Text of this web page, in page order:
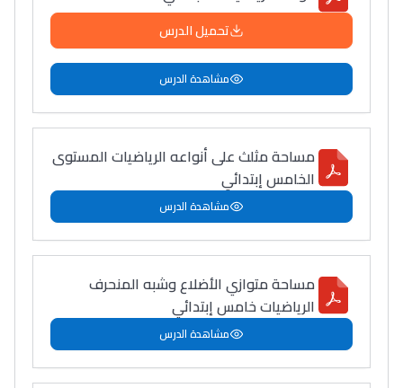
تحميل الدرس
مشاهدة الدرس
مساحة مثلث على أنواعه الرياضيات المستوى
الخامس إبتدائي
مشاهدة الدرس
مساحة متوازي الأضلاع وشبه المنحرف
الرياضيات خامس إبتدائي
مشاهدة الدرس